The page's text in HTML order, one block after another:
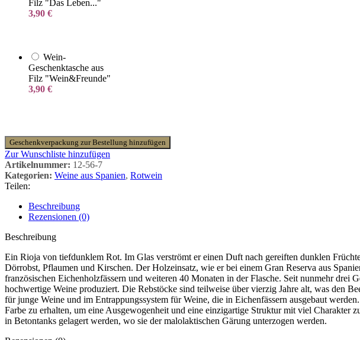
Filz "Das Leben..."
3,90 €
Wein-
Geschenktasche aus
Filz "Wein&Freunde"
3,90 €
Geschenkverpackung zur Bestellung hinzufügen
Zur Wunschliste hinzufügen
Artikelnummer: 12-56-7
Kategorien: Weine aus Spanien, Rotwein
Teilen:
Beschreibung
Rezensionen (0)
Beschreibung
Ein Rioja von tiefdunklem Rot. Im Glas verströmt er einen Duft nach gereiften dunklen
Dörrobst, Pflaumen und Kirschen. Der Holzeinsatz, wie er bei einem Gran Reserva aus
französischen Eichenholzfässern und weiteren 40 Monaten in der Flasche. Seit nunmehr
hochwertige Weine produziert. Die Rebstöcke sind teilweise über vierzig Jahre alt, was den
für junge Weine und im Entrappungssystem für Weine, die in Eichenfässern ausgebaut
Farbe zu erhalten, um eine Ausgewogenheit und eine einzigartige Struktur mit viel
in Betontanks gelagert werden, wo sie der malolaktischen Gärung unterzogen werden.